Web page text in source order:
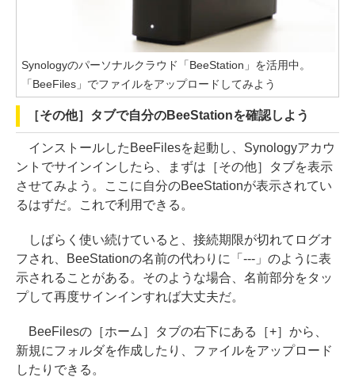
Synologyのパーソナルクラウド「BeeStation」を活用中。
「BeeFiles」でファイルをアップロードしてみよう
［その他］タブで自分のBeeStationを確認しよう
インストールしたBeeFilesを起動し、Synologyアカウ
ントでサインインしたら、まずは［その他］タブを表示
させてみよう。ここに自分のBeeStationが表示されてい
るはずだ。これで利用できる。
しばらく使い続けていると、接続期限が切れてログオ
フされ、BeeStationの名前の代わりに「---」のように表
示されることがある。そのような場合、名前部分をタッ
プして再度サインインすれば大丈夫だ。
BeeFilesの［ホーム］タブの右下にある［+］から、
新規にフォルダを作成したり、ファイルをアップロード
したりできる。